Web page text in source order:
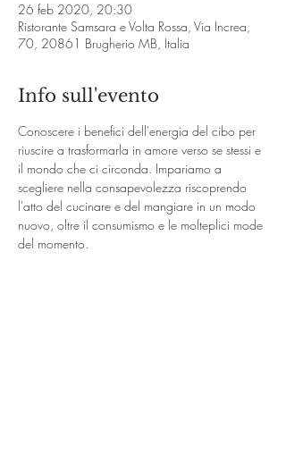
26 feb 2020, 20:30
Ristorante Samsara e Volta Rossa, Via Increa,
70, 20861 Brugherio MB, Italia
Info sull'evento
Conoscere i benefici dell'energia del cibo per
riuscire a trasformarla in amore verso se stessi e
il mondo che ci circonda. Impariamo a
scegliere nella consapevolezza riscoprendo
l'atto del cucinare e del mangiare in un modo
nuovo, oltre il consumismo e le molteplici mode
del momento.